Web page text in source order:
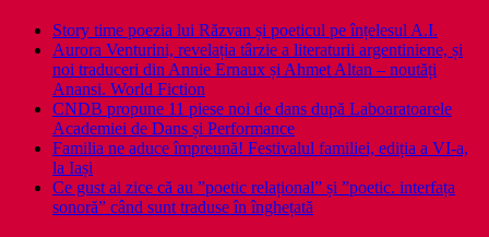
Story time poezia lui Răzvan și poeticul pe înțelesul A.I.
Aurora Venturini, revelația târzie a literaturii argentiniene, și
noi traduceri din Annie Ernaux și Ahmet Altan – noutăți
Anansi. World Fiction
CNDB propune 11 piese noi de dans după Laboaratoarele
Academiei de Dans și Performance
Familia ne aduce împreună! Festivalul familiei, ediția a VI-a,
la Iași
Ce gust ai zice că au ”poetic relațional” și ”poetic. interfața
sonoră” când sunt traduse în înghețată